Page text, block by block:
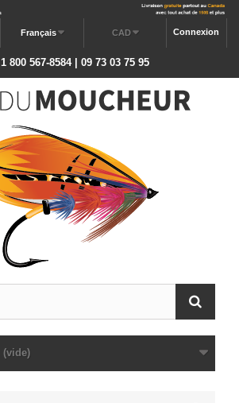
Connexion
CAD
Français
1 800 567-8584 | 09 73 03 75 95
(vide)